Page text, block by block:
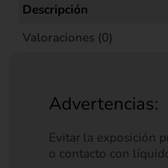
Descripción
Valoraciones (0)
Advertencias:
Evitar la exposición
o contacto con